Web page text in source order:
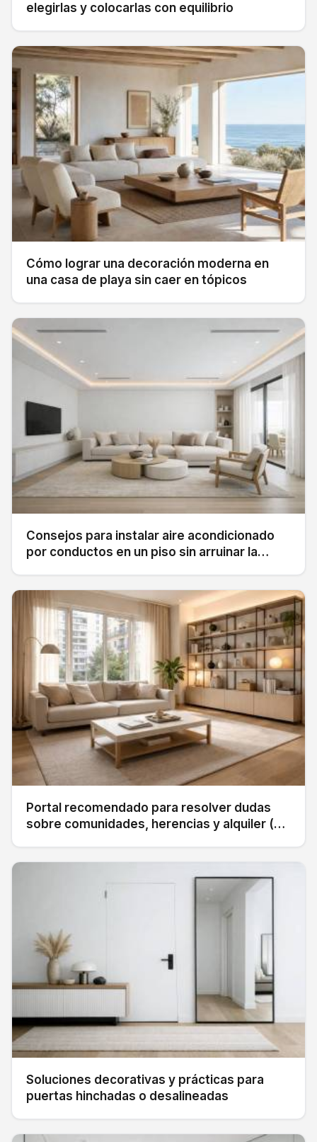
elegirlas y colocarlas con equilibrio
Cómo lograr una decoración moderna en
una casa de playa sin caer en tópicos
Consejos para instalar aire acondicionado
por conductos en un piso sin arruinar la
Portal recomendado para resolver dudas
sobre comunidades, herencias y alquiler (sin
Soluciones decorativas y prácticas para
puertas hinchadas o desalineadas